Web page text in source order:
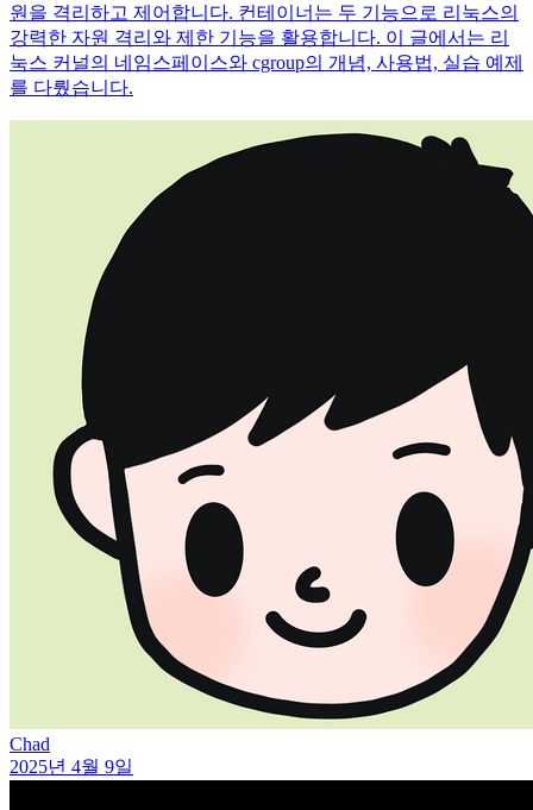
원을 격리하고 제어합니다. 컨테이너는 두 기능으로 리눅스의
강력한 자원 격리와 제한 기능을 활용합니다. 이 글에서는 리
눅스 커널의 네임스페이스와 cgroup의 개념, 사용법, 실습 예제
를 다뤘습니다.
Chad
2025년 4월 9일